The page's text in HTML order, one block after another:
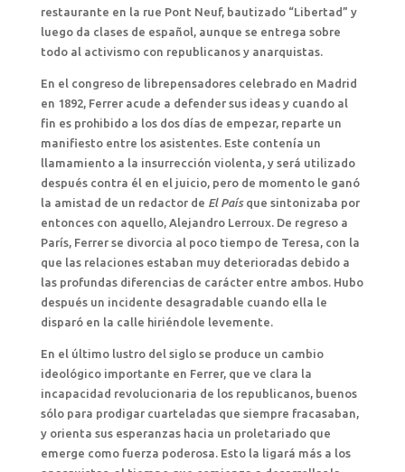
restaurante en la rue Pont Neuf, bautizado “Libertad” y
luego da clases de español, aunque se entrega sobre
todo al activismo con republicanos y anarquistas.
En el congreso de librepensadores celebrado en Madrid
en 1892, Ferrer acude a defender sus ideas y cuando al
fin es prohibido a los dos días de empezar, reparte un
manifiesto entre los asistentes. Este contenía un
llamamiento a la insurrección violenta, y será utilizado
después contra él en el juicio, pero de momento le ganó
la amistad de un redactor de El Paísque sintonizaba por
entonces con aquello, Alejandro Lerroux. De regreso a
París, Ferrer se divorcia al poco tiempo de Teresa, con la
que las relaciones estaban muy deterioradas debido a
las profundas diferencias de carácter entre ambos. Hubo
después un incidente desagradable cuando ella le
disparó en la calle hiriéndole levemente.
En el último lustro del siglo se produce un cambio
ideológico importante en Ferrer, que ve clara la
incapacidad revolucionaria de los republicanos, buenos
sólo para prodigar cuarteladas que siempre fracasaban,
y orienta sus esperanzas hacia un proletariado que
emerge como fuerza poderosa. Esto la ligará más a los